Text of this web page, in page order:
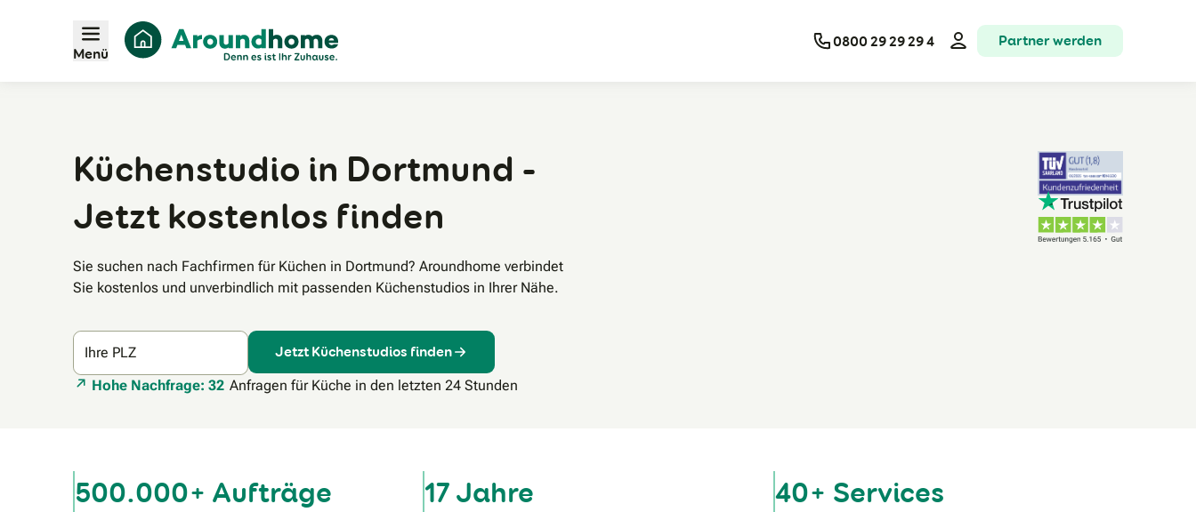
Menü
0800 29 29 29 4 Partner werden
Küchenstudio in Dortmund -
Jetzt kostenlos finden
Sie suchen nach Fachfirmen für Küchen in Dortmund? Aroundhome verbindet
Sie kostenlos und unverbindlich mit passenden Küchenstudios in Ihrer Nähe.
Ihre PLZ Jetzt Küchenstudios finden
Hohe Nachfrage: 32 Anfragen für Küche in den letzten 24 Stunden
500.000+ Aufträge 17 Jahre 40+ Services